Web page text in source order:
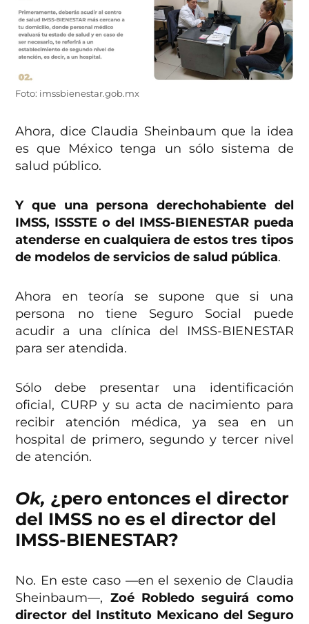
Foto: imssbienestar.gob.mx
Ahora, dice Claudia Sheinbaum que la idea
es que México tenga un sólo sistema de
salud público.
Y que una persona derechohabiente del
IMSS, ISSSTE o del IMSS-BIENESTAR pueda
atenderse en cualquiera de estos tres tipos
de modelos de servicios de salud pública.
Ahora en teoría se supone que si una
persona no tiene Seguro Social puede
acudir a una clínica del IMSS-BIENESTAR
para ser atendida.
Sólo debe presentar una identificación
oficial, CURP y su acta de nacimiento para
recibir atención médica, ya sea en un
hospital de primero, segundo y tercer nivel
de atención.
Ok, ¿pero entonces el director
del IMSS no es el director del
IMSS-BIENESTAR?
No. En este caso —en el sexenio de Claudia
Sheinbaum—, Zoé Robledo seguirá como
director del Instituto Mexicano del Seguro